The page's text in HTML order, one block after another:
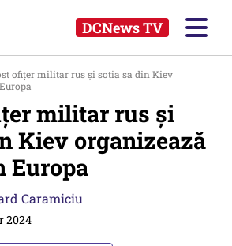
DCNews TV
ofițer militar rus și soția sa din Kiev
militar rus și
Kiev organizează
Europa
Caramiciu
2024